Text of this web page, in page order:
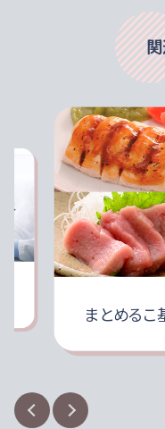
easyでゼリー状に仕
寒天・ゼラチンとの比較
風味・色合いを損なわ
※食塩
のご指導に従って使
包装容器が破損し
開封時に内容物の
っているものは使用
粉末をそのまま食べ
で、絶対に食べない
実に誤えんが防げ
まとめるこeasy使
水量によって、発
なります。本品の
形状を調整してく
認してください。
慮し、長時間の加温
調整後はなるべく
ゆるくなる場合があ
らしてください。
まとめる